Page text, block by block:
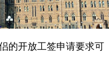
的开放工签申请要求可